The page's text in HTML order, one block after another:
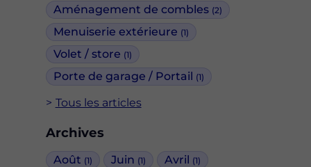
Aménagement de combles (2)
Menuiserie extérieure (1)
Volet / store (1)
Porte de garage / Portail (1)
Tous les articles
Archives
Août (1) Juin (1) Avril (1)